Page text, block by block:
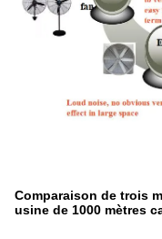
Comparaison de trois
usine de 1000 mètres